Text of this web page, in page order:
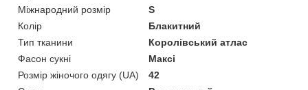
Міжнародний розмір
S
Колір
Блакитний
Тип тканини
Королівський атлас
Фасон сукні
Максі
Розмір жіночого одягу (UA)
42